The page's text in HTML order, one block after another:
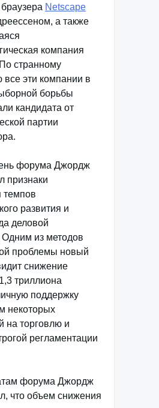
Netscape
а также
компания
странному
эти компании в
борьбы
кандидата от
партии
форума Джордж
признаки
темпов
развития и
деловой
Одним из методов
проблемы новый
снижение
триллиона
поддержку
некоторых
на торговлю и
регламентации
форума Джордж
что объем снижения